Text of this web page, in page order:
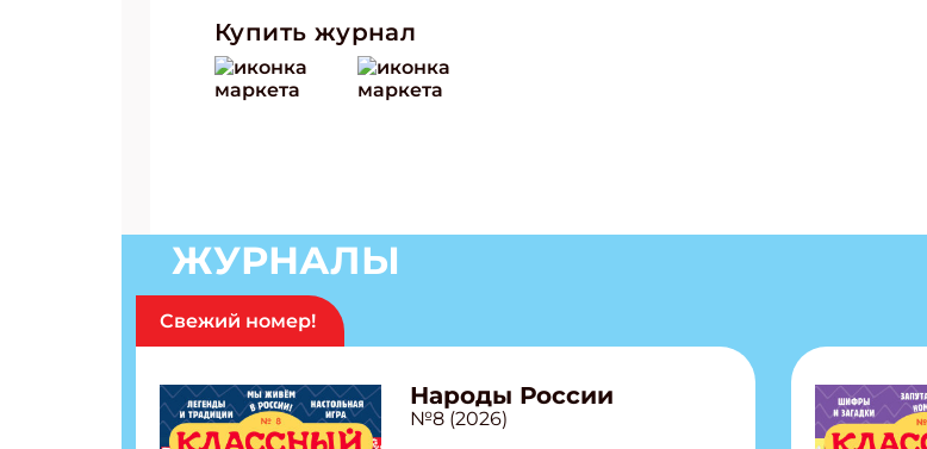
Купить журнал
ЖУРНАЛЫ
Свежий номер!
Народы России
№8 (2026)